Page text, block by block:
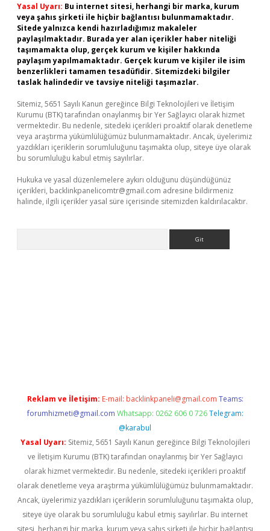
Yasal Uyarı: Bu internet sitesi, herhangi bir marka, kurum
veya şahıs şirketi ile hiçbir bağlantısı bulunmamaktadır.
Sitede yalnızca kendi hazırladığımız makaleler
paylaşılmaktadır. Burada yer alan içerikler haber niteliği
taşımamakta olup, gerçek kurum ve kişiler hakkında
paylaşım yapılmamaktadır. Gerçek kurum ve kişiler ile isim
benzerlikleri tamamen tesadüfidir. Sitemizdeki bilgiler
taslak halindedir ve tavsiye niteliği taşımazlar.
Sitemiz, 5651 Sayılı Kanun gereğince Bilgi Teknolojileri ve İletişim
Kurumu (BTK) tarafından onaylanmış bir Yer Sağlayıcı olarak hizmet
vermektedir. Bu nedenle, sitedeki içerikleri proaktif olarak denetleme
veya araştırma yükümlülüğümüz bulunmamaktadır. Ancak, üyelerimiz
yazdıkları içeriklerin sorumluluğunu taşımakta olup, siteye üye olarak
bu sorumluluğu kabul etmiş sayılırlar.
Hukuka ve yasal düzenlemelere aykırı olduğunu düşündüğünüz
içerikleri, backlinkpanelicomtr@gmail.com adresine bildirmeniz
halinde, ilgili içerikler yasal süre içerisinde sitemizden kaldırılacaktır.
Reklam ve İletişim: E-mail: backlinkpaneli@gmail.com Teams:
forumhizmeti@gmail.com Whatsapp: 0262 606 0 726 Telegram:
@karabul
Yasal Uyarı: Sitemiz, 5651 Sayılı Kanun gereğince Bilgi Teknolojileri
ve İletişim Kurumu (BTK) tarafından onaylanmış bir Yer Sağlayıcı
olarak hizmet vermektedir. Bu nedenle, sitedeki içerikleri proaktif
olarak denetleme veya araştırma yükümlülüğümüz bulunmamaktadır.
Ancak, üyelerimiz yazdıkları içeriklerin sorumluluğunu taşımakta olup,
siteye üye olarak bu sorumluluğu kabul etmiş sayılırlar. Bu internet
sitesi, herhangi bir marka, kurum veya şahıs şirketi ile hiçbir bağlantısı